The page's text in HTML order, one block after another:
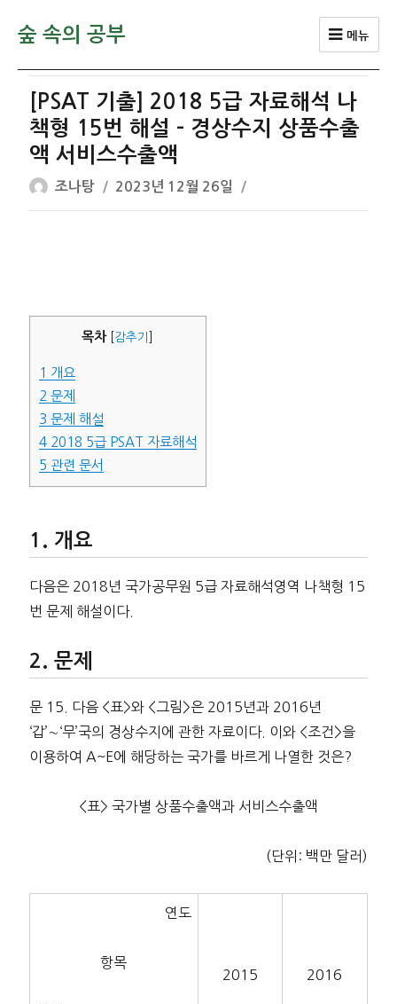
숲 속의 공부 메뉴
[PSAT 기출] 2018 5급 자료해석 나
책형 15번 해설 – 경상수지 상품수출
액 서비스수출액
글
쓴
조나탕
작
성
2023년 12월 26일
목차 감추기
1 개요
2 문제
3 문제 해설
42018 5급 PSAT 자료해석
5 관련 문서
개요
다음은 2018년 국가공무원 5급 자료해석영역 나책형 15
번 문제 해설이다.
문제
문 15. 다음 <표>와 <그림>은 2015년과 2016년
‘갑’∼‘무’국의 경상수지에 관한 자료이다. 이와 <조건>을
이용하여 A~E에 해당하는 국가를 바르게 나열한 것은?
<표> 국가별 상품수출액과 서비스수출액
(단위: 백만 달러)
연도
항목
2015 2016